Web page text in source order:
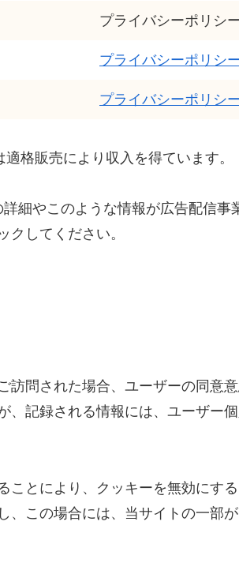
プライバシーポリシ
プライバシーポリシ
プライバシーポリシ
格販売により収入を得ています。
細やこのような情報が広告配信事
クしてください。
訪問された場合、ユーザーの同意
、記録される情報には、ユーザー
ことにより、クッキーを無効にす
この場合には、当サイトの一部